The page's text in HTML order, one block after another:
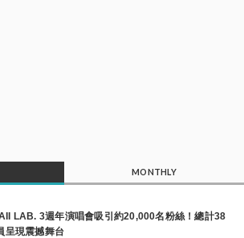
MONTHLY
LAB. 3週年演唱會吸引約20,000名粉絲！總計38
呈現震撼舞台